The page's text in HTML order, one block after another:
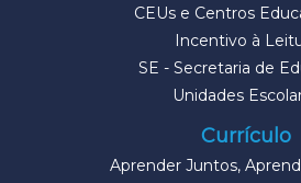
CEUs e Centros
Incentivo à
SE - Secretaria de
Unidades
Currículo
Aprender Juntos,